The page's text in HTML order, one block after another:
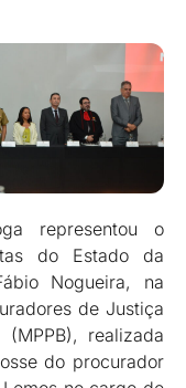
representou o
do Estado da
Nogueira, na
de Justiça
realizada
do procurador